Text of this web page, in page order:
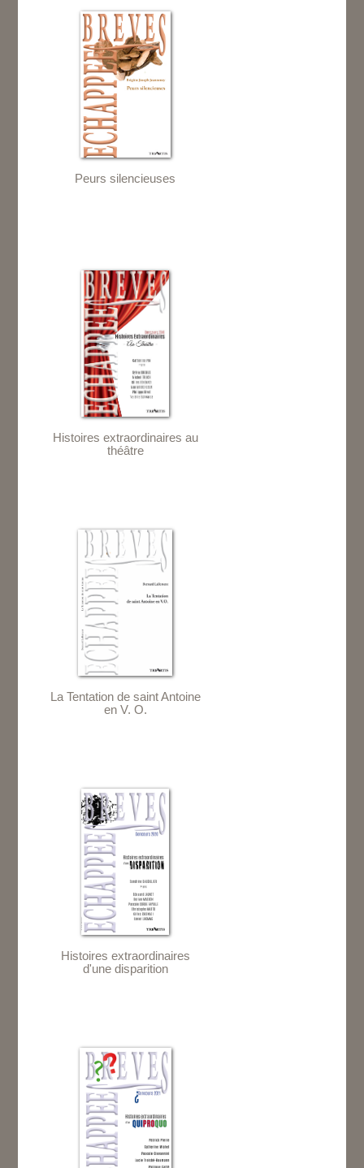
Peurs silencieuses
Histoires extraordinaires au
théâtre
La Tentation de saint Antoine
en V. O.
Histoires extraordinaires
d'une disparition